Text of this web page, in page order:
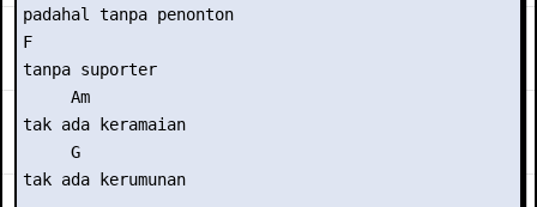
padahal tanpa penonton
F
tanpa suporter
     Am
tak ada keramaian
     G
tak ada kerumunan